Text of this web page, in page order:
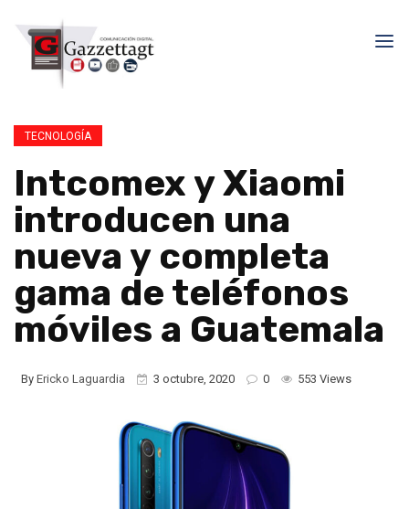
TECNOLOGÍA
Intcomex y Xiaomi
introducen una
nueva y completa
gama de teléfonos
móviles a Guatemala
By Ericko Laguardia 3 octubre, 2020 0 553 Views